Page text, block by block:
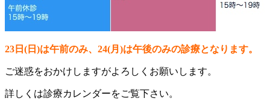
23日(日)は午前のみ、24(月)は午後のみの診療となります。
ご迷惑をおかけしますがよろしくお願いします。
詳しくは診療カレンダーをご覧下さい。